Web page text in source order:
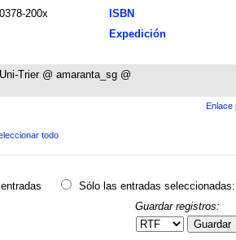
0378-200x
ISBN
Expedición
Uni-Trier @ amaranta_sg @
Enlace
todo
Sólo las entradas seleccionadas:
Guardar registros:
Guardar